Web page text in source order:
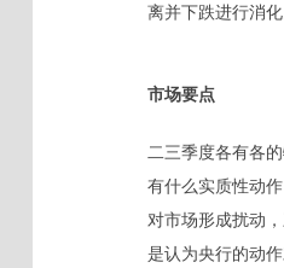
离并下跌进行消化
市场要点
二三季度各有各
有什么实质性动
对市场形成扰动
是认为央行的动